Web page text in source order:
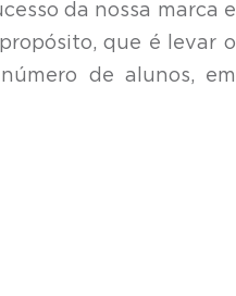
da nossa marca e
que é levar o
de alunos, em